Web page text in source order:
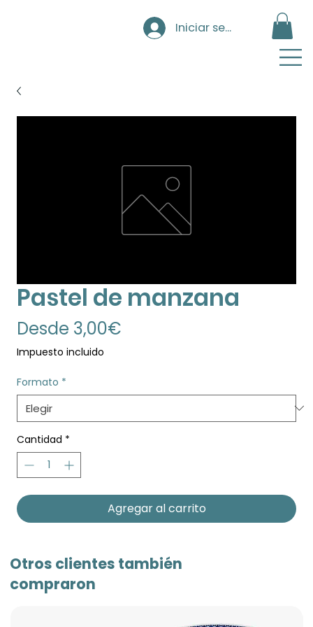
Iniciar sesión
Pastel de manzana
Desde 3,00€Precio
Impuesto incluido
Formato *
Cantidad *
Agregar al carrito
Otros clientes también
compraron